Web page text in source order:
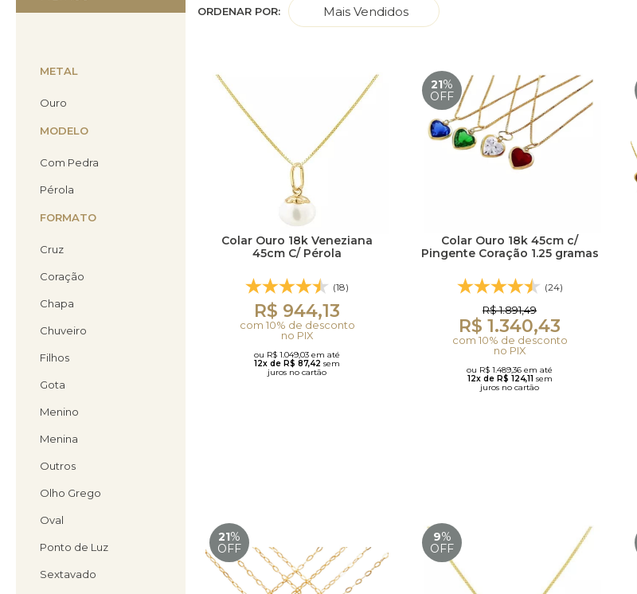
Brincos Segundo Furo
METAL
Ouro
MODELO
Com Pedra
Pérola
FORMATO
Cruz
Coração
Chapa
Chuveiro
Filhos
Gota
Menino
Menina
Outros
Olho Grego
Oval
Ponto de Luz
Sextavado
ORDENAR POR: Mais Vendidos
Colar Ouro 18k Veneziana
45cm C/ Pérola
(18)
R$ 944,13
com 10% de desconto
no PIX
ou R$ 1.049,03 em até
12x de R$ 87,42 sem
juros no cartão
21%
OFF
Colar Ouro 18k 45cm c/
Pingente Coração 1.25 gramas
(24)
R$ 1.891,49
R$ 1.340,43
com 10% de desconto
no PIX
ou R$ 1.489,36 em até
12x de R$ 124,11 sem
juros no cartão
21%
OFF
9%
OFF